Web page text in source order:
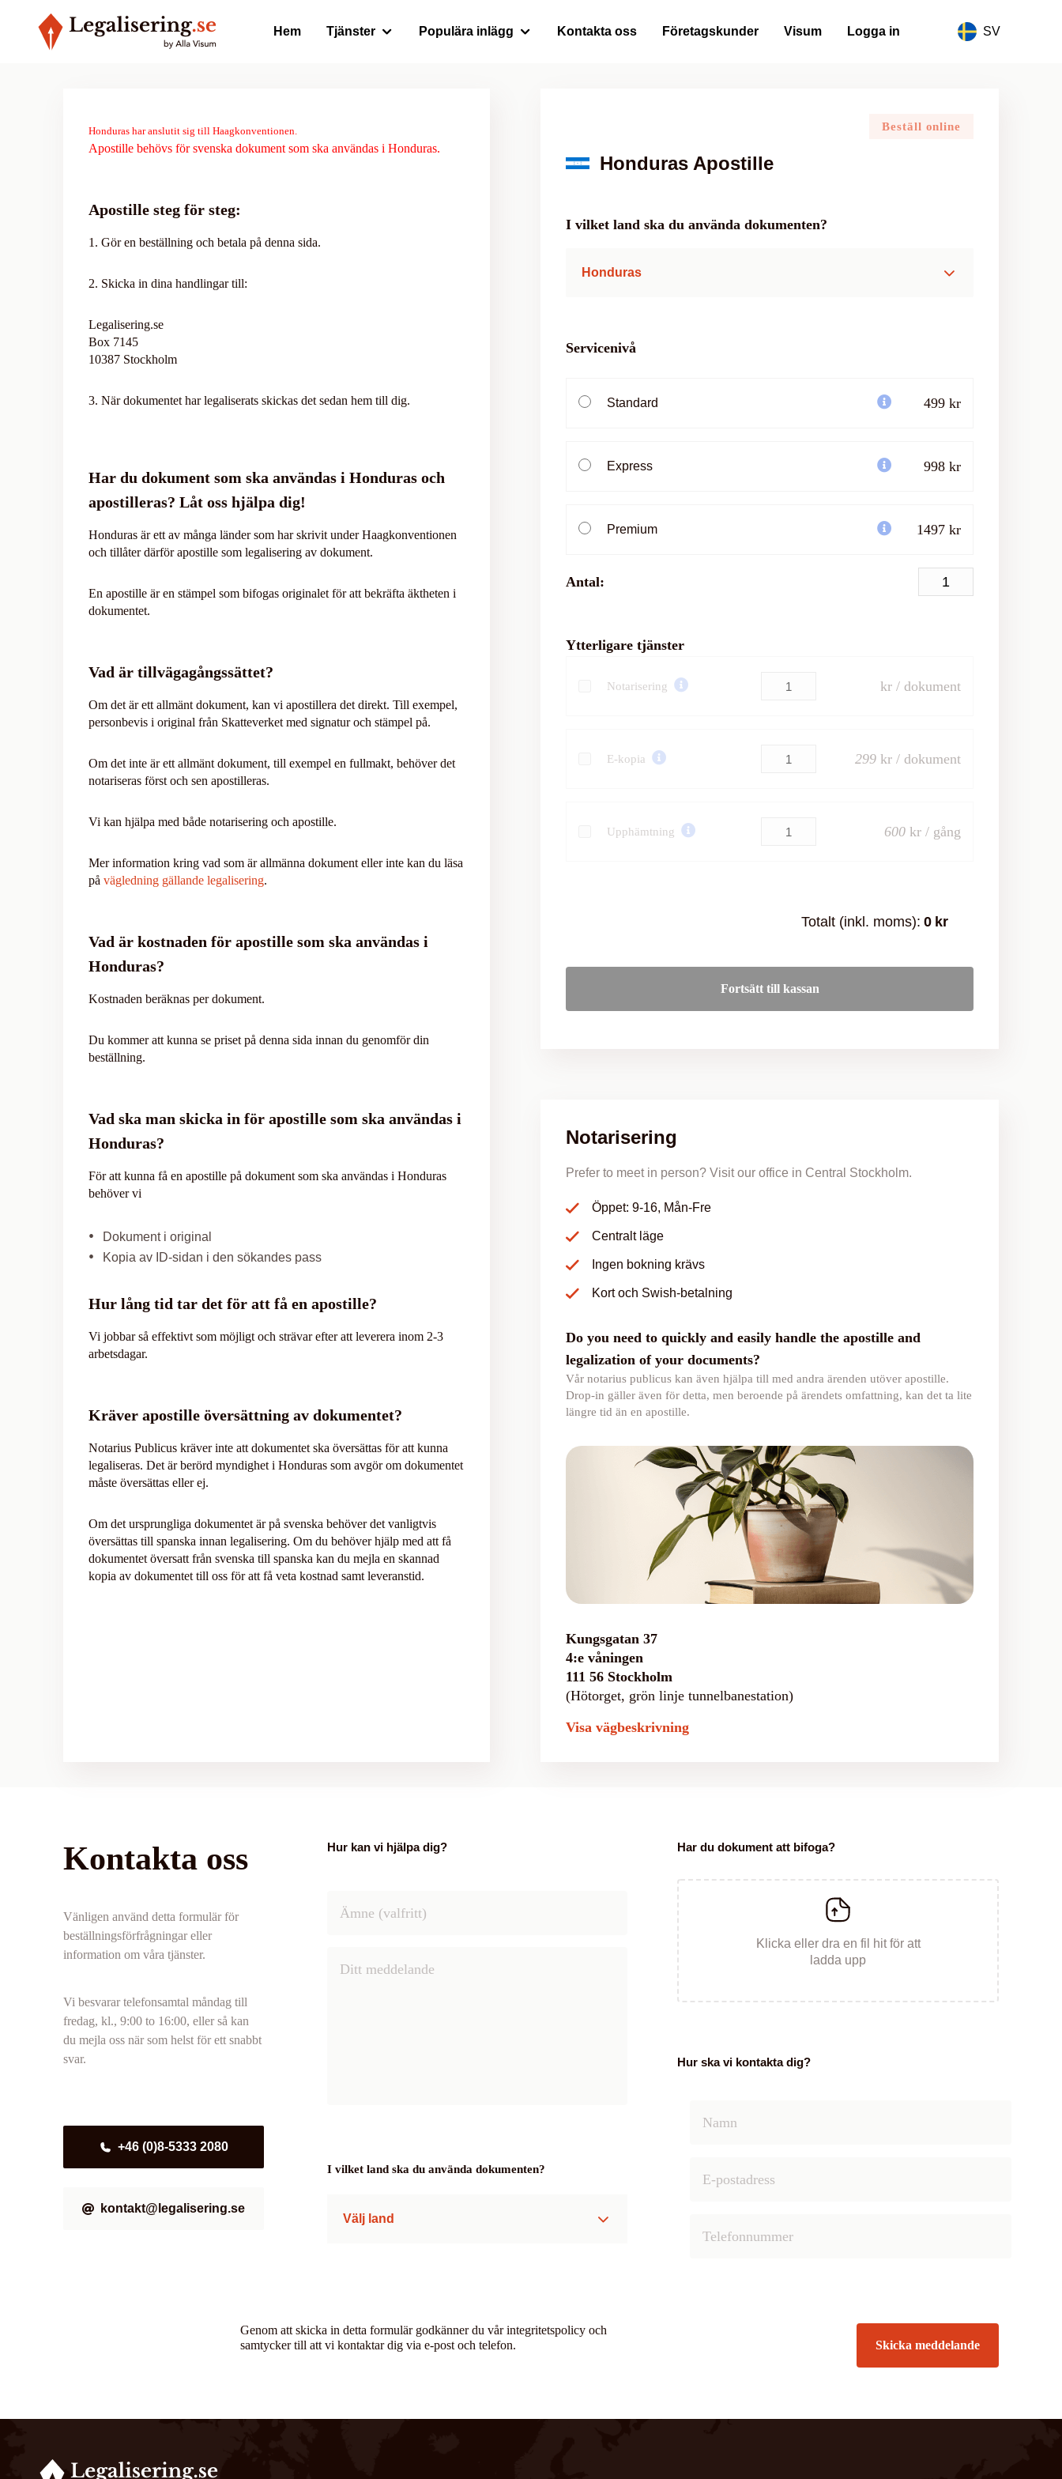
Hem Tjänster Populära inlägg Kontakta oss Företagskunder Visum Logga in SV
Honduras har anslutit sig till Haagkonventionen.
Apostille behövs för svenska dokument som ska användas i Honduras.
Apostille steg för steg:
1. Gör en beställning och betala på denna sida.
2. Skicka in dina handlingar till:
Legalisering.se
Box 7145
10387 Stockholm
3. När dokumentet har legaliserats skickas det sedan hem till dig.
Har du dokument som ska användas i Honduras och
apostilleras? Låt oss hjälpa dig!
Honduras är ett av många länder som har skrivit under Haagkonventionen
och tillåter därför apostille som legalisering av dokument.
En apostille är en stämpel som bifogas originalet för att bekräfta äktheten i
dokumentet.
Vad är tillvägagångssättet?
Om det är ett allmänt dokument, kan vi apostillera det direkt. Till exempel,
personbevis i original från Skatteverket med signatur och stämpel på.
Om det inte är ett allmänt dokument, till exempel en fullmakt, behöver det
notariseras först och sen apostilleras.
Vi kan hjälpa med både notarisering och apostille.
Mer information kring vad som är allmänna dokument eller inte kan du läsa
på vägledning gällande legalisering.
Vad är kostnaden för apostille som ska användas i
Honduras?
Kostnaden beräknas per dokument.
Du kommer att kunna se priset på denna sida innan du genomför din
beställning.
Vad ska man skicka in för apostille som ska användas i
Honduras?
För att kunna få en apostille på dokument som ska användas i Honduras
behöver vi
Dokument i original
Kopia av ID-sidan i den sökandes pass
Hur lång tid tar det för att få en apostille?
Vi jobbar så effektivt som möjligt och strävar efter att leverera inom 2-3
arbetsdagar.
Kräver apostille översättning av dokumentet?
Notarius Publicus kräver inte att dokumentet ska översättas för att kunna
legaliseras. Det är berörd myndighet i Honduras som avgör om dokumentet
måste översättas eller ej.
Om det ursprungliga dokumentet är på svenska behöver det vanligtvis
översättas till spanska innan legalisering. Om du behöver hjälp med att få
dokumentet översatt från svenska till spanska kan du mejla en skannad
kopia av dokumentet till oss för att få veta kostnad samt leveranstid.
Beställ online
Honduras Apostille
I vilket land ska du använda dokumenten?
Honduras
Servicenivå
Standard 499 kr
Express 998 kr
Premium 1497 kr
Antal:
Ytterligare tjänster
Notarisering kr / dokument
E-kopia 299 kr / dokument
Upphämtning 600 kr / gång
Totalt (inkl. moms): 0 kr
Fortsätt till kassan
Notarisering
Prefer to meet in person? Visit our office in Central Stockholm.
Öppet: 9-16, Mån-Fre
Centralt läge
Ingen bokning krävs
Kort och Swish-betalning
Do you need to quickly and easily handle the apostille and
legalization of your documents?
Vår notarius publicus kan även hjälpa till med andra ärenden utöver apostille.
Drop-in gäller även för detta, men beroende på ärendets omfattning, kan det ta lite
längre tid än en apostille.
Kungsgatan 37
4:e våningen
111 56 Stockholm
(Hötorget, grön linje tunnelbanestation)
Visa vägbeskrivning
Kontakta oss
Vänligen använd detta formulär för
beställningsförfrågningar eller
information om våra tjänster.
Vi besvarar telefonsamtal måndag till
fredag, kl., 9:00 to 16:00, eller så kan
du mejla oss när som helst för ett snabbt
svar.
+46 (0)8-5333 2080
kontakt@legalisering.se
Hur kan vi hjälpa dig?
I vilket land ska du använda dokumenten?
Välj land
Har du dokument att bifoga?
Klicka eller dra en fil hit för att
ladda upp
Hur ska vi kontakta dig?
Genom att skicka in detta formulär godkänner du vår integritetspolicy och
samtycker till att vi kontaktar dig via e-post och telefon.
Skicka meddelande